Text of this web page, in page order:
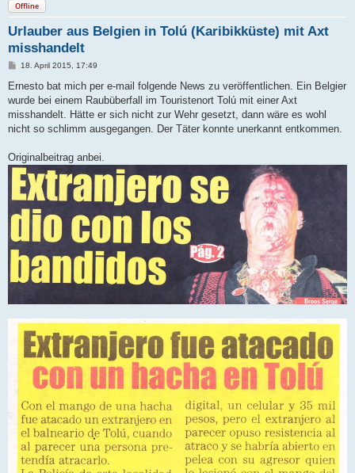
Offline
Urlauber aus Belgien in Tolú (Karibikküste) mit Axt
misshandelt
B
i
r
a
18. April 2015, 17:49
Ernesto bat mich per e-mail folgende News zu veröffentlichen. Ein Belgier
wurde bei einem Raubüberfall im Touristenort Tolú mit einer Axt
misshandelt. Hätte er sich nicht zur Wehr gesetzt, dann wäre es wohl
nicht so schlimm ausgegangen. Der Täter konnte unerkannt entkommen.
Originalbeitrag anbei.